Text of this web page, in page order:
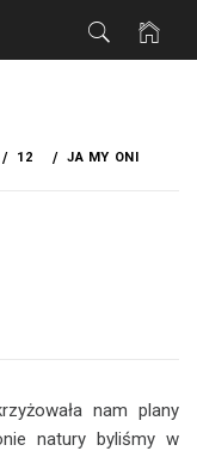
12 JA MY ONI
nam plany
natury byliśmy w